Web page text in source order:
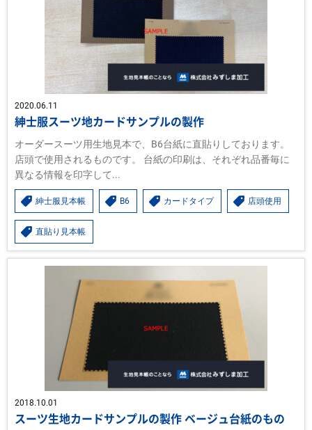
2020.06.11
紳士服スーツ地カードサンプルの製作
オーダースーツ用生地見本で、B6台紙に直貼りしております。
店頭で使用されるものです。 台紙の印刷は、それぞれ品番毎に
異なる情報を印字して...
紳士服見本帳 B6 カードタイプ 店頭使用
直貼り見本帳
2018.10.01
スーツ生地カードサンプルの製作 ベージュ台紙のもの